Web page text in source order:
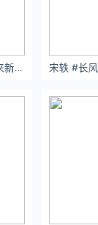
兔丸崽崽小胡桃为您送来新壁纸 #永劫无间##胡桃##手机壁纸#